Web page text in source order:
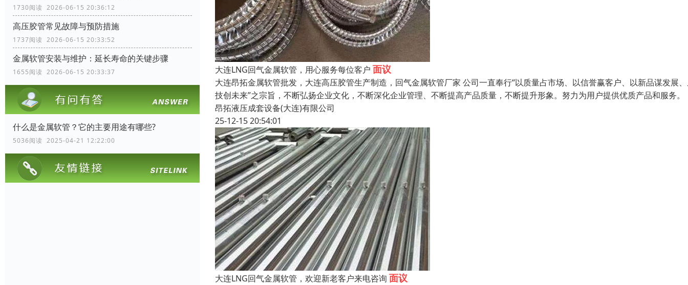
1730阅读 2026-06-15 20:36:12
高压胶管常见故障与预防措施
1737阅读 2026-06-15 20:33:52
金属软管安装与维护：延长寿命的关键步骤
1655阅读 2026-06-15 20:33:37
什么是金属软管？它的主要用途有哪些?
5036阅读 2025-04-21 12:22:00
大连LNG回气金属软管，用心服务每位客户 面议
大连昂拓金属软管批发，大连高压胶管生产制造，回气金属软管厂家 公司一直奉行“以质量占市场、以信誉赢客户、以新品谋发展
技创未来”之宗旨，不断弘扬企业文化，不断深化企业管理、不断提高产品质量，不断提升形象。努力为用户提供优质产品和服务。
昂拓液压成套设备(大连)有限公司
25-12-15 20:54:01
大连LNG回气金属软管，欢迎新老客户来电咨询 面议